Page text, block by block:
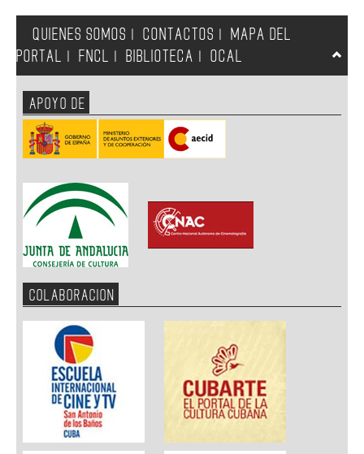
QUIENES SOMOS CONTACTOS
MAPA DEL
PORTAL
FNCL BIBLIOTECA OCAL
APOYO DE
COLABORACION